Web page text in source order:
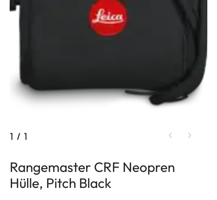
1 / 1
Rangemaster CRF Neopren
Hülle, Pitch Black